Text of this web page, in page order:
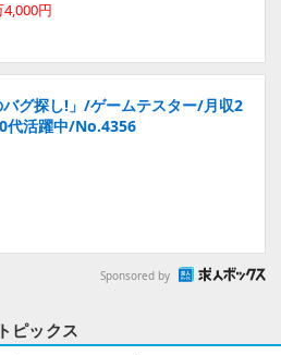
円
グ探し!」/ゲームテスター/月収2
代活躍中/No.4356
Sponsored by
トピックス